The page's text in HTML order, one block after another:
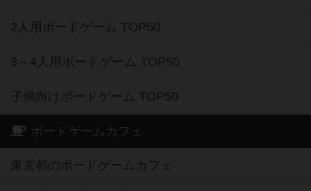
2人用ボードゲーム TOP50
3～4人用ボードゲーム TOP50
子供向けボードゲーム TOP50
ボードゲームカフェ
東京都のボードゲームカフェ